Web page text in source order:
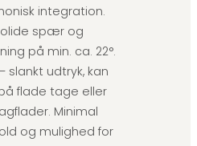
integration.
spær og
på min. ca. 22°.
– slankt udtryk, kan
flade tage eller
Minimal
og mulighed for